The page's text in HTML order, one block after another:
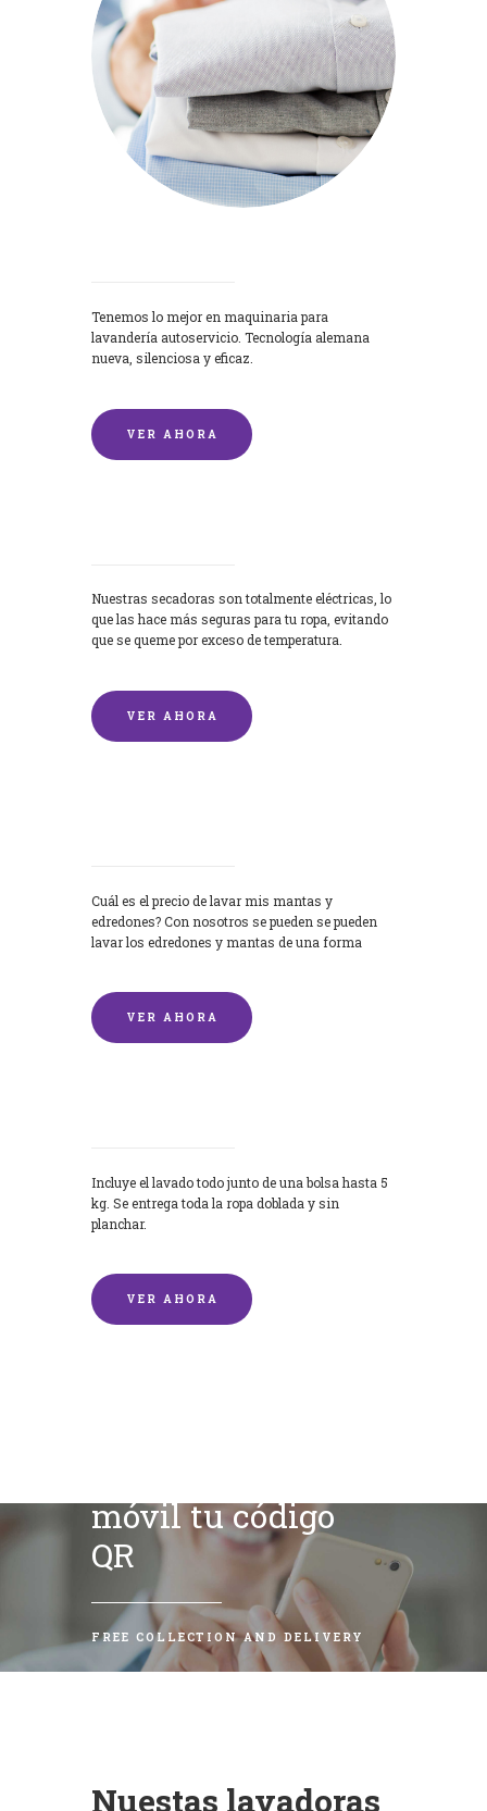
Tenemos lo mejor en maquinaria para
lavandería autoservicio. Tecnología alemana
nueva, silenciosa y eficaz.
VER AHORA
Nuestras secadoras son totalmente eléctricas, lo
que las hace más seguras para tu ropa, evitando
que se queme por exceso de temperatura.
VER AHORA
Cuál es el precio de lavar mis mantas y
edredones? Con nosotros se pueden se pueden
lavar los edredones y mantas de una forma
VER AHORA
Incluye el lavado todo junto de una bolsa hasta 5
kg. Se entrega toda la ropa doblada y sin
planchar.
VER AHORA
móvil tu código
QR
FREE COLLECTION AND DELIVERY
Nuestas lavadoras